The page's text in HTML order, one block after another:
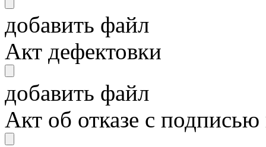
добавить файл
Акт дефектовки
добавить файл
Акт об отказе с